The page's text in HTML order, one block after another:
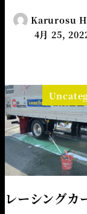
Karurosu
4月 25,
レーシングカ